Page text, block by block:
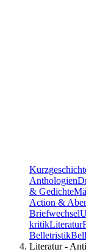
Anthologien
& Gedichte
Action &
Briefwechsel
kritikLiteratur
Belletristik
Literatur -